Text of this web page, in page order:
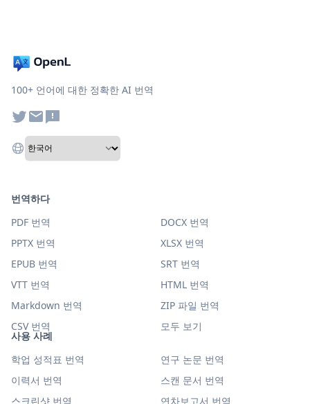
100+ 언어에 대한 정확한 AI 번역
사용 사례
학업 성적표 번역
연구 논문 번역
이력서 번역
스캔 문서 번역
스크린샷 번역
연차보고서 번역
번역하다
PDF 번역
DOCX 번역
PPTX 번역
XLSX 번역
EPUB 번역
SRT 번역
VTT 번역
HTML 번역
Markdown 번역
ZIP 파일 번역
CSV 번역
모두 보기